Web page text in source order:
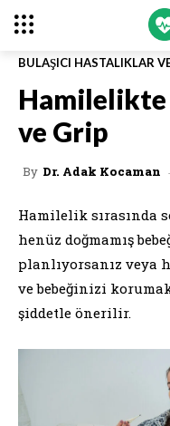
BULAŞICI HASTALIKLAR
Hamilelikte
ve Grip
By Dr. Adak Kocaman
Hamilelik sırasında
henüz doğmamış
planlıyorsanız veya
ve bebeğinizi
şiddetle önerilir.